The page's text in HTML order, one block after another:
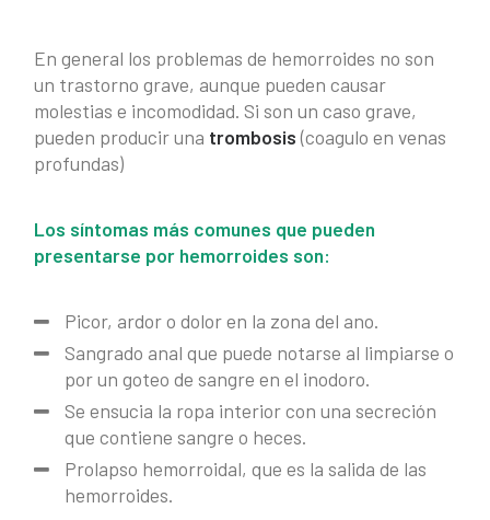
En general los problemas de hemorroides no son
un trastorno grave, aunque pueden causar
molestias e incomodidad. Si son un caso grave,
pueden producir una trombosis(coagulo en venas
profundas)
Los síntomas más comunes que pueden
presentarse por hemorroides son:
Picor, ardor o dolor en la zona del ano.​
Sangrado anal que puede notarse al limpiarse o
por un goteo de sangre en el inodoro.​
Se ensucia la ropa interior con una secreción
que contiene sangre o heces.​
Prolapso hemorroidal, que es la salida de las
hemorroides.